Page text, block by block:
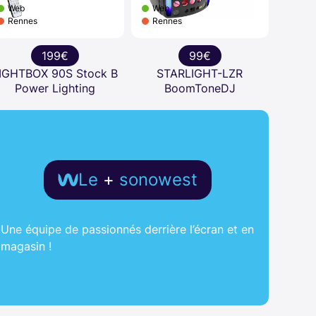
Web
Rennes
199€
90S Stock B
Power Lighting
Web
Rennes
99€
STARLIGHT-LZR
BoomToneDJ
Le + sonowest
Une équipe de passionnés derrière l’écran et en
magasin !